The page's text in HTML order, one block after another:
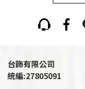
台飾有限公司
統編:27805091